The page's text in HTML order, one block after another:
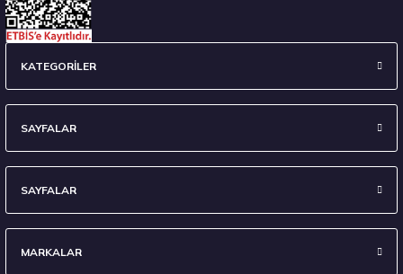
KATEGORİLER
SAYFALAR
SAYFALAR
MARKALAR